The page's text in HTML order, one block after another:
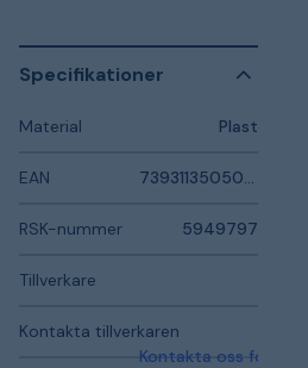
Specifikationer
Material Plast
EAN
RSK-nummer 5949797
Tillverkare
Kontakta tillverkaren
Kontakta oss för mer